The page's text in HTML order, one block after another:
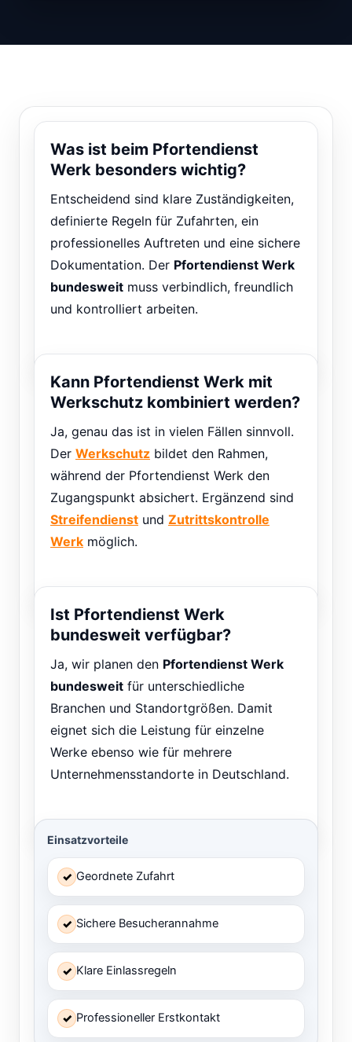
Was ist beim Pfortendienst
Werk besonders wichtig?
Entscheidend sind klare Zuständigkeiten,
definierte Regeln für Zufahrten, ein
professionelles Auftreten und eine sichere
Dokumentation. Der Pfortendienst Werk
bundesweit muss verbindlich, freundlich
und kontrolliert arbeiten.
Kann Pfortendienst Werk mit
Werkschutz kombiniert werden?
Ja, genau das ist in vielen Fällen sinnvoll.
Der Werkschutz bildet den Rahmen,
während der Pfortendienst Werk den
Zugangspunkt absichert. Ergänzend sind
Streifendienst und Zutrittskontrolle
Werk möglich.
Ist Pfortendienst Werk
bundesweit verfügbar?
Ja, wir planen den Pfortendienst Werk
bundesweit für unterschiedliche
Branchen und Standortgrößen. Damit
eignet sich die Leistung für einzelne
Werke ebenso wie für mehrere
Unternehmensstandorte in Deutschland.
Einsatzvorteile
✓ Geordnete Zufahrt
✓ Sichere Besucherannahme
✓ Klare Einlassregeln
✓ Professioneller Erstkontakt